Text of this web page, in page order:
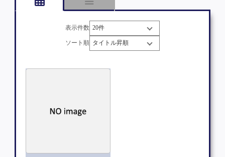
表示件数
ソート順